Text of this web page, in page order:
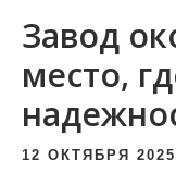
Завод
место,
12 ОКТЯБРЯ 2025